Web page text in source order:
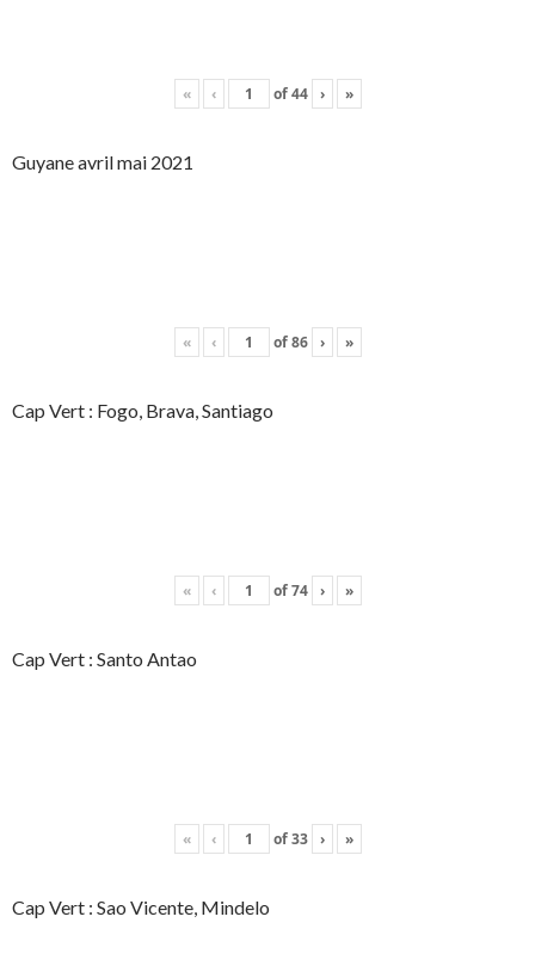
« ‹ of44 › »
Guyane avril mai 2021
« ‹ of86 › »
Cap Vert : Fogo, Brava, Santiago
« ‹ of74 › »
Cap Vert : Santo Antao
« ‹ of33 › »
Cap Vert : Sao Vicente, Mindelo